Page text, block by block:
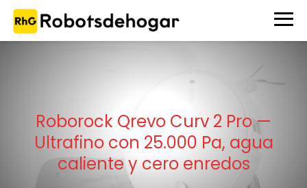
Roborock Qrevo Curv 2 Pro —
Ultrafino con 25.000 Pa, agua
caliente y cero enredos